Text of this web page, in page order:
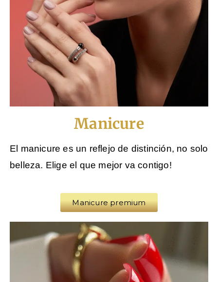
Manicure
El manicure es un reflejo de distinción, no solo
belleza. Elige el que mejor va contigo!
Manicure premium